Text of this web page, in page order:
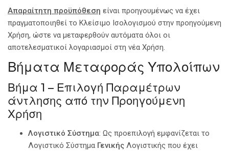
Απαραίτητη προϋπόθεση είναι προηγουμένως να έχει
πραγματοποιηθεί το Κλείσιμο Ισολογισμού στην προηγούμενη
Χρήση, ώστε να μεταφερθούν αυτόματα όλοι οι
αποτελεσματικοί λογαριασμοί στη νέα Χρήση.
Βήματα Μεταφοράς Υπολοίπων
Βήμα 1 – Επιλογή Παραμέτρων
άντλησης από την Προηγούμενη
Χρήση
Λογιστικό Σύστημα: Ως προεπιλογή εμφανίζεται το
Λογιστικό Σύστημα Γενικής Λογιστικής που έχει